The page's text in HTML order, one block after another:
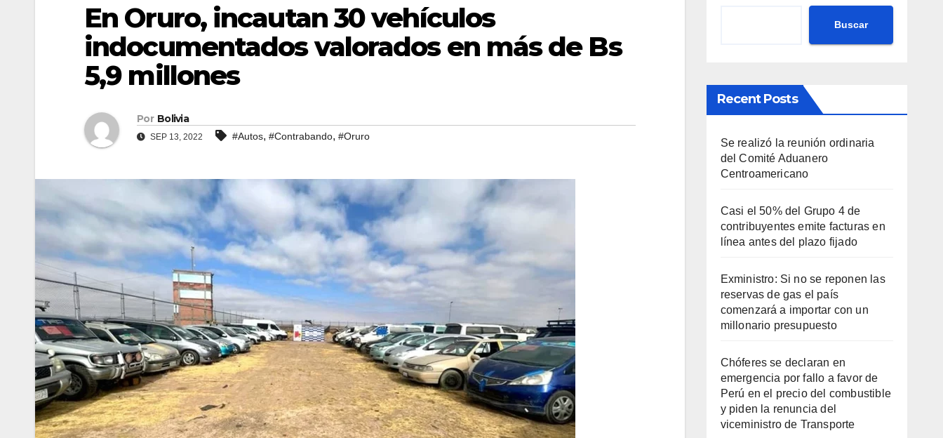
En Oruro, incautan 30 vehículos
indocumentados valorados en más de Bs
5,9 millones
Por Bolivia
SEP 13, 2022 #Autos, #Contrabando, #Oruro
Buscar
Recent Posts
Se realizó la reunión ordinaria
del Comité Aduanero
Centroamericano
Casi el 50% del Grupo 4 de
contribuyentes emite facturas en
línea antes del plazo fijado
Exministro: Si no se reponen las
reservas de gas el país
comenzará a importar con un
millonario presupuesto
Chóferes se declaran en
emergencia por fallo a favor de
Perú en el precio del combustible
y piden la renuncia del
viceministro de Transporte